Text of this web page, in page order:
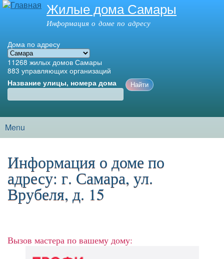
Перейти к
основному
Жилые дома Самары
Информация о доме по адресу
Дома по адресу
11268 жилых домов Самары
883 управляющих организаций
Название улицы, номера дома
Главное меню
Menu
Информация о доме по
адресу: г. Самара, ул.
Врубеля, д. 15
Вызов мастера по вашему дому: